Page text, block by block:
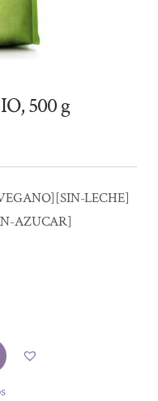
500 g
LECHE]
AZUCAR]